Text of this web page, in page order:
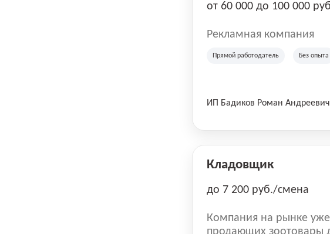
от 60 000 до 100 000
Рекламная компания
Прямой работодатель Без опыта
ИП Бадиков Роман Андреевич
Кладовщик
до 7 200 руб./смена
Компания на рынке
продающих зоотовары